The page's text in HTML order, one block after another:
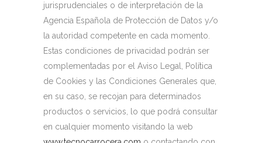
jurisprudenciales o de interpretación de la
Agencia Española de Protección de Datos y/o
la autoridad competente en cada momento.
Estas condiciones de privacidad podrán ser
complementadas por el Aviso Legal, Política
de Cookies y las Condiciones Generales que,
en su caso, se recojan para determinados
productos o servicios, lo que podrá consultar
en cualquier momento visitando la web